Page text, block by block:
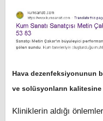
Hava dezenfeksiyonunun
ve solüsyonların kalitesine
Kliniklerin aldığı